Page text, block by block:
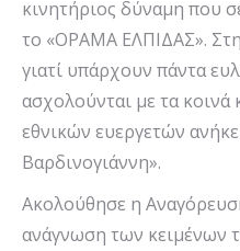
κινητήριος δύναμη που
το «ΟΡΑΜΑ ΕΛΠΙΔΑΣ».
γιατί υπάρχουν πάντα
ασχολούνται με τα κοινά
εθνικών ευεργετών
Βαρδινογιάννη».
Ακολούθησε η
ανάγνωση των κειμένων